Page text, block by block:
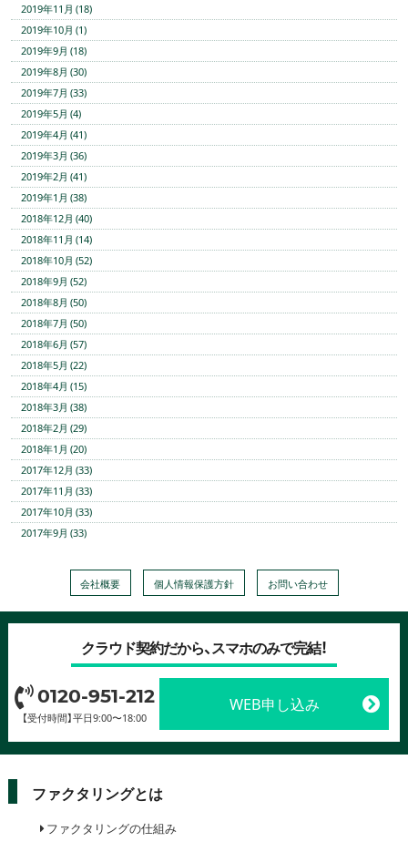
2019年11月 (18)
2019年10月 (1)
2019年9月 (18)
2019年8月 (30)
2019年7月 (33)
2019年5月 (4)
2019年4月 (41)
2019年3月 (36)
2019年2月 (41)
2019年1月 (38)
2018年12月 (40)
2018年11月 (14)
2018年10月 (52)
2018年9月 (52)
2018年8月 (50)
2018年7月 (50)
2018年6月 (57)
2018年5月 (22)
2018年4月 (15)
2018年3月 (38)
2018年2月 (29)
2018年1月 (20)
2017年12月 (33)
2017年11月 (33)
2017年10月 (33)
2017年9月 (33)
会社概要 個人情報保護方針 お問い合わせ
クラウド契約だから、スマホのみで完結！
0120-951-212
【受付時間】平日9:00〜18:00
WEB申し込み
ファクタリングとは
ファクタリングの仕組み